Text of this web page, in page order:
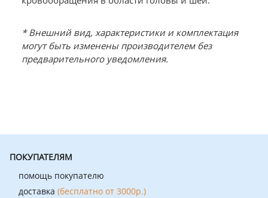
* Внешний вид, характеристики и комплектация
могут быть изменены производителем без
предварительного уведомления.
ПОКУПАТЕЛЯМ
помощь покупателю
доставка (бесплатно от 3000р.)